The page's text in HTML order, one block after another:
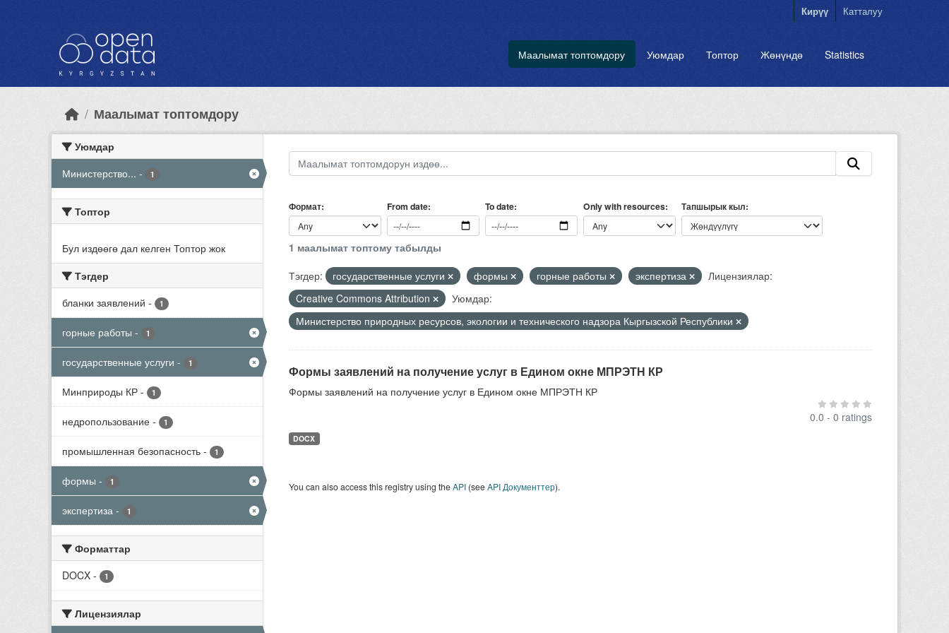
Кирүү Катталуу
Маалымат топтомдору Уюмдар Топтор Жөнүндө Statistics
Маалымат топтомдору
Уюмдар
Министерство... - 1
Топтор
Бул издөөгө дал келген Топтор жок
Тэгдер
бланки заявлений - 1
горные работы - 1
государственные услуги - 1
Минприроды КР - 1
недропользование - 1
промышленная безопасность - 1
формы - 1
экспертиза - 1
Форматтар
DOCX - 1
Лицензиялар
Формат From date To date Only with resources Тапшырык кыл
1 маалымат топтому табылды
Тэгдер:
государственные услуги формы горные работы экспертиза
Лицензиялар:
Creative Commons Attribution
Уюмдар:
Министерство природных ресурсов, экологии и технического надзора Кыргызской Республики
Формы заявлений на получение услуг в Едином окне МПРЭТН КР
Формы заявлений на получение услуг в Едином окне МПРЭТН КР
0.0 - 0 ratings
DOCX
You can also access this registry using theAPI(seeAPI Документтер).